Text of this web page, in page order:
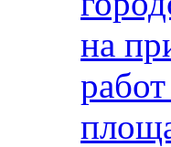
на